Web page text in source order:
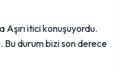
Aşırı itici konuşuyordu.
durum bizi son derece